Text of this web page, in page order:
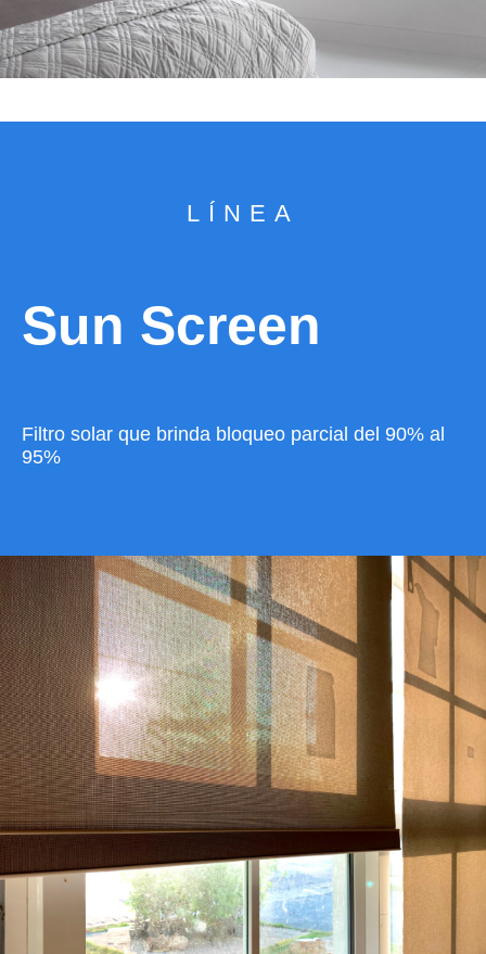
LÍNEA
Sun Screen
Filtro solar que brinda bloqueo parcial del 90% al
95%
VER CATÁLOGO